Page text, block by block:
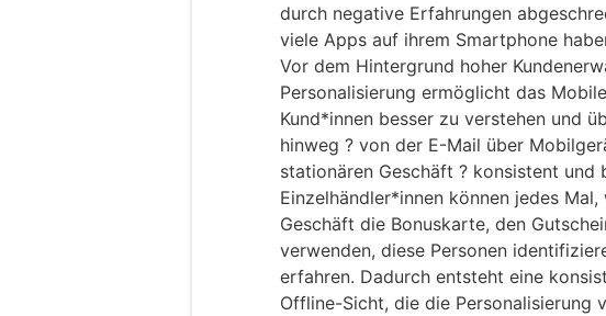
durch negative Erfahrungen
viele Apps auf ihrem Smartphone
Vor dem Hintergrund hoher
Personalisierung ermöglicht das
Kund*innen besser zu verstehen und
hinweg ? von der E-Mail über
stationären Geschäft ? konsistent und
Einzelhändler*innen können jedes Mal,
Geschäft die Bonuskarte, den
verwenden, diese Personen
erfahren. Dadurch entsteht eine
Offline-Sicht, die die Personalisierung